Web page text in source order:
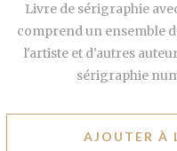
Livre de sérigraphie
comprend un ensemble
l'artiste et d'autres
sérigraphie
AJOUTER À